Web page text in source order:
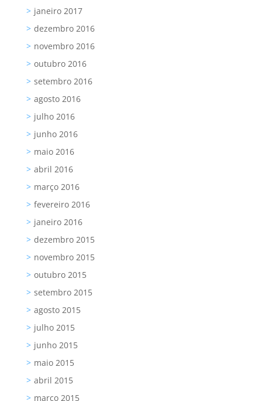
janeiro 2017
dezembro 2016
novembro 2016
outubro 2016
setembro 2016
agosto 2016
julho 2016
junho 2016
maio 2016
abril 2016
março 2016
fevereiro 2016
janeiro 2016
dezembro 2015
novembro 2015
outubro 2015
setembro 2015
agosto 2015
julho 2015
junho 2015
maio 2015
abril 2015
março 2015